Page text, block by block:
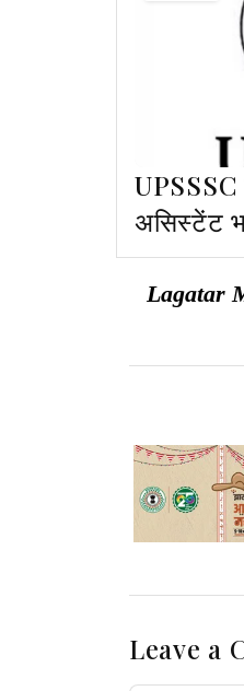
असिस्टेंट
आवेदन
Lagatar
Leave a